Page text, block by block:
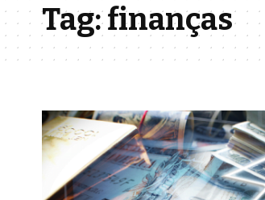
Tag:finanças